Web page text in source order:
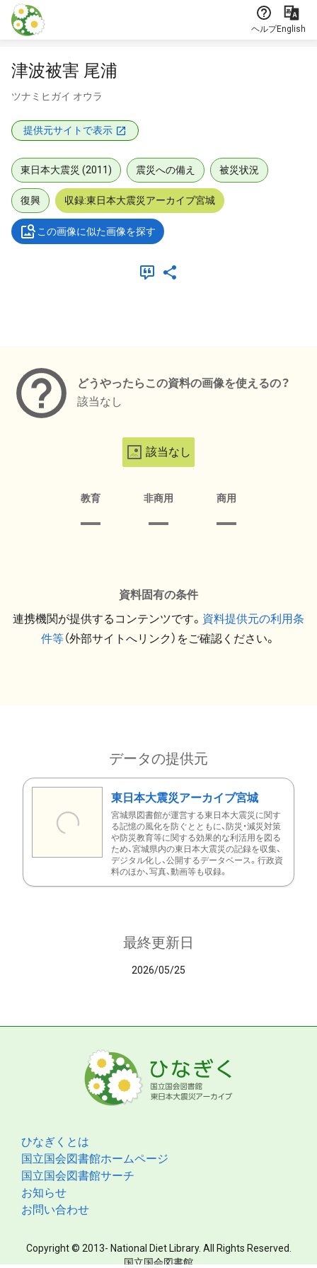
本文に飛ぶ
ヘルプEnglish
津波被害 尾浦
ツナミヒガイ オウラ
提供元サイトで表示
東日本大震災 (2011) 震災への備え 被災状況
復興 収録:東日本大震災アーカイブ宮城
この画像に似た画像を探す
どうやったらこの資料の画像を使えるの？
該当なし
該当なし
教育 非商用 商用
資料固有の条件
連携機関が提供するコンテンツです。 資料提供元の利用条
件等（外部サイトへリンク）をご確認ください。
データの提供元
東日本大震災アーカイブ宮城
宮城県図書館が運営する東日本大震災に関す
る記憶の風化を防ぐとともに、防災・減災対策
や防災教育等に関する効果的な利活用を図る
ため、宮城県内の東日本大震災の記録を収集、
デジタル化し、公開するデータベース。行政資
料のほか、写真、動画等も収録。
最終更新日
2026/05/25
ひなぎくとは
国立国会図書館ホームページ
国立国会図書館サーチ
お知らせ
お問い合わせ
Copyright © 2013- National Diet Library. All Rights Reserved.